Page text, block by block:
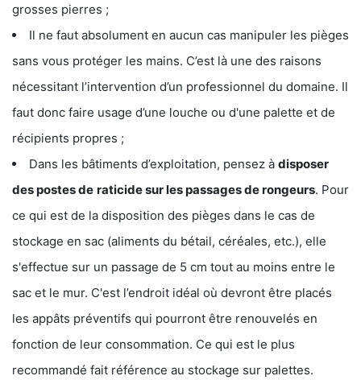
grosses pierres ;
Il ne faut absolument en aucun cas manipuler les pièges
sans vous protéger les mains. C’est là une des raisons
nécessitant l’intervention d’un professionnel du domaine. Il
faut donc faire usage d’une louche ou d'une palette et de
récipients propres ;
Dans les bâtiments d’exploitation, pensez à disposer
des postes de raticide sur les passages de rongeurs. Pour
ce qui est de la disposition des pièges dans le cas de
stockage en sac (aliments du bétail, céréales, etc.), elle
s'effectue sur un passage de 5 cm tout au moins entre le
sac et le mur. C'est l’endroit idéal où devront être placés
les appâts préventifs qui pourront être renouvelés en
fonction de leur consommation. Ce qui est le plus
recommandé fait référence au stockage sur palettes.